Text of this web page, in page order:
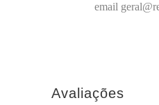
email
Avaliações